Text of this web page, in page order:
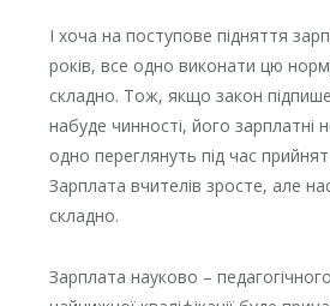
І хоча на поступове підняття
років, все одно виконати цю
складно. Тож, якщо закон
набуде чинності, його зарплатні
одно переглянуть під час
Зарплата вчителів зросте, але
складно.
Зарплата науково –